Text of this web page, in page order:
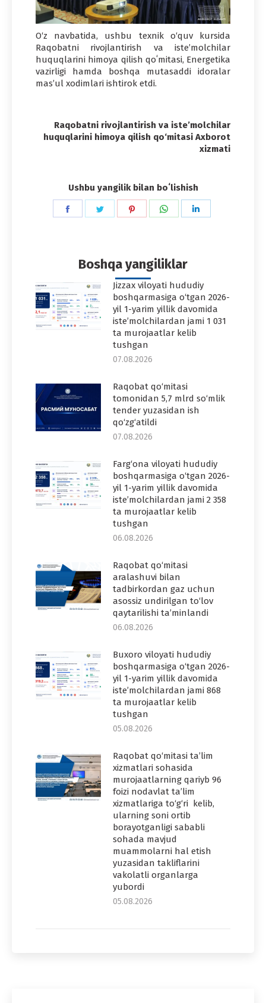
O‘z navbatida, ushbu texnik o‘quv kursida
Raqobatni rivojlantirish va isteʼmolchilar
huquqlarini himoya qilish qoʻmitasi, Energetika
vazirligi hamda boshqa mutasaddi idoralar
mas’ul xodimlari ishtirok etdi.
Raqobatni rivojlantirish va iste’molchilar
huquqlarini himoya qilish qo‘mitasi Axborot
xizmati
Ushbu yangilik bilan boʻlishish
Share
Share
Share
Share
Boshqa yangiliklar
Jizzax viloyati hududiy
boshqarmasiga o‘tgan 2026-
yil 1-yarim yillik davomida
iste’molchilardan jami 1 031
ta murojaatlar kelib
tushgan
07.08.2026
Raqobat qo‘mitasi
tomonidan 5,7 mlrd so‘mlik
tender yuzasidan ish
qo‘zg‘atildi
07.08.2026
Farg‘ona viloyati hududiy
boshqarmasiga o‘tgan 2026-
yil 1-yarim yillik davomida
iste’molchilardan jami 2 358
ta murojaatlar kelib
tushgan
06.08.2026
Raqobat qo‘mitasi
aralashuvi bilan
tadbirkordan gaz uchun
asossiz undirilgan to‘lov
qaytarilishi ta’minlandi
06.08.2026
Buxoro viloyati hududiy
boshqarmasiga o‘tgan 2026-
yil 1-yarim yillik davomida
iste’molchilardan jami 868
ta murojaatlar kelib
tushgan
05.08.2026
Raqobat qo‘mitasi ta’lim
xizmatlari sohasida
murojaatlarning qariyb 96
foizi nodavlat ta’lim
xizmatlariga to‘g‘ri kelib,
ularning soni ortib
borayotganligi sababli
sohada mavjud
muammolarni hal etish
yuzasidan takliflarini
vakolatli organlarga
yubordi
05.08.2026